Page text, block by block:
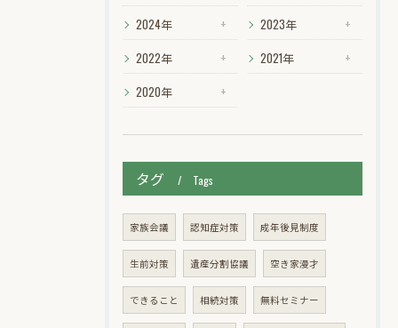
2024年
2023年
2022年
2021年
2020年
タグ Tags
家族会議 認知症対策 成年後見制度
生前対策 遺産分割協議 空き家漫才
できること 相続対策 無料セミナー